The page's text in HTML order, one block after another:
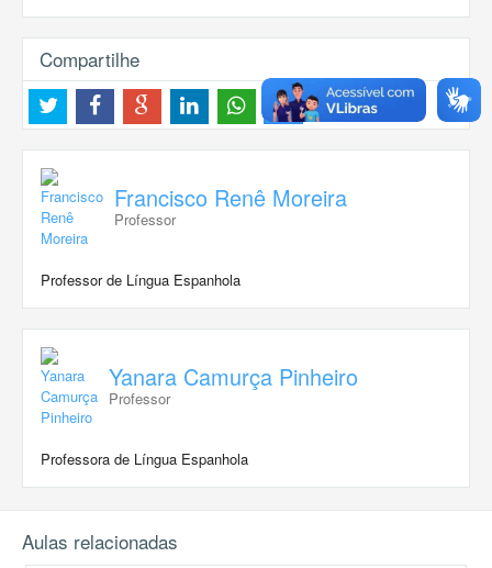
Compartilhe
Francisco Renê Moreira
Professor
Professor de Língua Espanhola
Yanara Camurça Pinheiro
Professor
Professora de Língua Espanhola
Aulas relacionadas